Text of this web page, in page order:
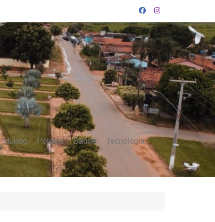
Mundo Politica Saúde Tecnologia